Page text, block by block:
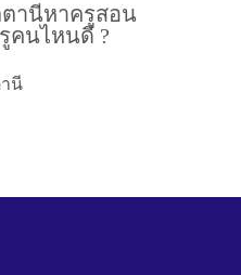
านีหาครูสอน
คนไหนดี ?
นี